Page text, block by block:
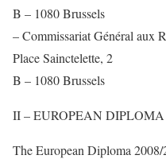
B – 1080 Brussels
– Commissariat Général aux
Place Sainctelette, 2
B – 1080 Brussels
II – EUROPEAN DIPLOMA
The European Diploma